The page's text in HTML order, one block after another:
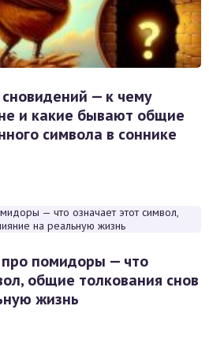
— к чему
и какие бывают общие
символа в соннике
помидоры — что
общие толкования снов
жизнь